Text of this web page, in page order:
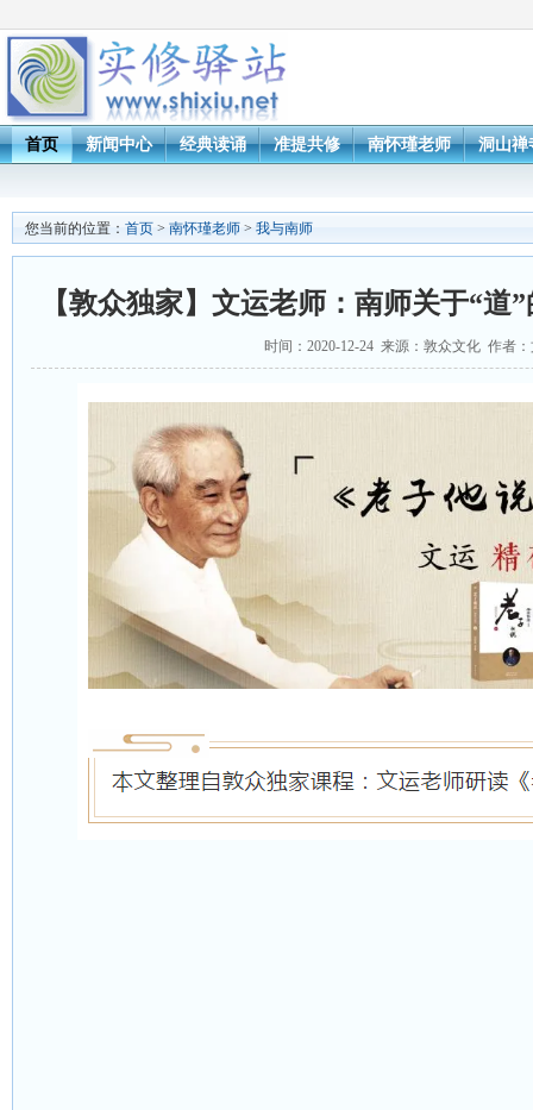
首页 新闻中心 经典读诵 准提共修 南怀瑾老师 洞山禅
您当前的位置： 首页 > 南怀瑾老师 > 我与南师
【敦众独家】文运老师：南师关于“道
时间：2020-12-24 来源：敦众文化 作者